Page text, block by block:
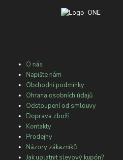
O nás
Napište nám
Obchodní podmínky
Ohrana osobních údajů
Odstoupení od smlouvy
Doprava zboží
Kontakty
Prodejny
Názory zákazníků
Jak uplatnit slevový kupón?